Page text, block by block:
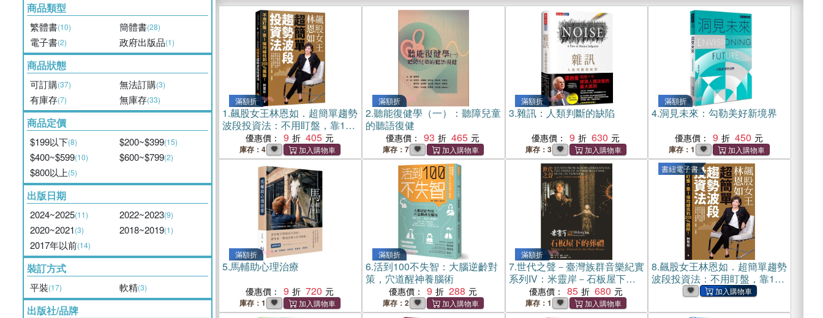
商品類型
繁體書(10) 簡體書(28)
電子書(2) 政府出版品(1)
商品狀態
可訂購(37) 無法訂購(3)
有庫存(7) 無庫存(33)
商品定價
$199以下(8) $200~$399(15)
$400~$599(10) $600~$799(2)
$800以上(5)
出版日期
2024~2025(11) 2022~2023(9)
2020~2021(3) 2018~2019(1)
2017年以前(14)
裝訂方式
平裝(17) 軟精(3)
出版社/品牌
滿額折
1.飆股女王林恩如．超簡單趨勢
波段投資法：不用盯盤，靠1條
均線找到200％飆股！
優惠價： 9 405
庫存：4
滿額折
2.聽能復健學（一）：聽障兒童
的聽語復健
優惠價： 93 465
庫存：7
滿額折
3.雜訊：人類判斷的缺陷
優惠價： 9 630
庫存：3
滿額折
4.洞見未來：勾勒美好新境界
優惠價： 9 450
庫存：1
滿額折
5.馬輔助心理治療
優惠價： 9 720
庫存：1
滿額折
6.活到100不失智：大腦逆齡對
策，穴道醒神養腦術
優惠價： 9 288
庫存：2
滿額折
7.世代之聲－臺灣族群音樂紀實
系列IV：米靈岸－石板屋下的
葬禮DVD
優惠價： 85 680
庫存：1
書紐電子書
8.飆股女王林恩如．超簡單趨勢
波段投資法：不用盯盤，靠1條
均線找到200％飆股！(電子書)